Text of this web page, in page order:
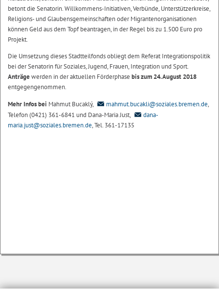
betont die Senatorin. Willkommens-Initiativen, Verbünde, Unterstützerkreise,
Religions- und Glaubensgemeinschaften oder Migrantenorganisationen
können Geld aus dem Topf beantragen, in der Regel bis zu 1.500 Euro pro
Projekt.
Die Umsetzung dieses Stadtteilfonds obliegt dem Referat Integrationspolitik
bei der Senatorin für Soziales, Jugend, Frauen, Integration und Sport.
Anträgewerden in der aktuellen Förderphase bis zum 24. August 2018
entgegengenommen.
Mehr Infos bei Mahmut Bucaklý, mahmut.bucakli@soziales.bremen.de,
Telefon (0421) 361-6841 und Dana-Maria Just,
dana-
maria.just@soziales.bremen.de, Tel. 361-17135